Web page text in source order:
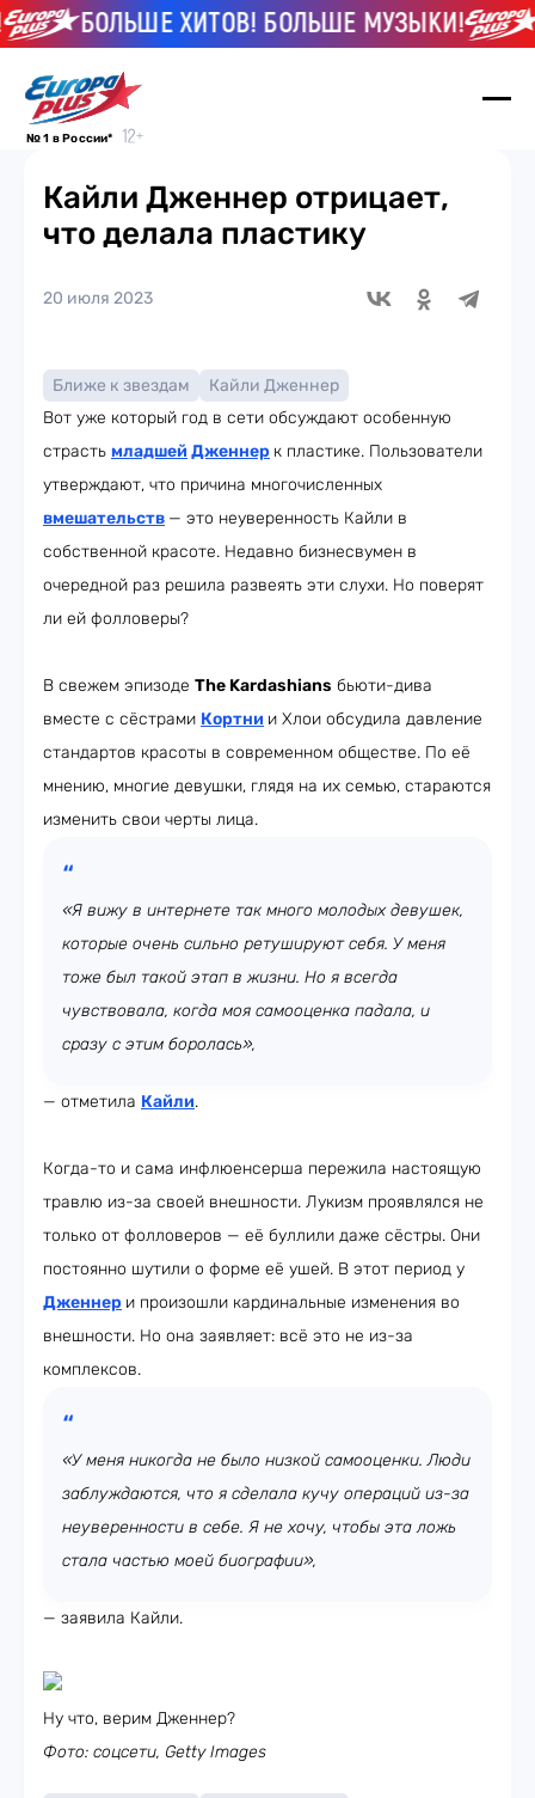
БОЛЬШЕ ХИТОВ! БОЛЬШЕ МУЗЫКИ!
№ 1 в России*
Кайли Дженнер отрицает,
что делала пластику
20 июля 2023
Ближе к звездам
Кайли Дженнер
Вот уже который год в сети обсуждают особенную
страсть младшей Дженнер к пластике. Пользователи
утверждают, что причина многочисленных
вмешательств — это неуверенность Кайли в
собственной красоте. Недавно бизнесвумен в
очередной раз решила развеять эти слухи. Но поверят
ли ей фолловеры?
В свежем эпизоде The Kardashians бьюти-дива
вместе с сёстрами Кортни и Хлои обсудила давление
стандартов красоты в современном обществе. По её
мнению, многие девушки, глядя на их семью, стараются
изменить свои черты лица.
«Я вижу в интернете так много молодых девушек,
которые очень сильно ретушируют себя. У меня
тоже был такой этап в жизни. Но я всегда
чувствовала, когда моя самооценка падала, и
сразу с этим боролась»,
— отметила Кайли.
Когда-то и сама инфлюенсерша пережила настоящую
травлю из-за своей внешности. Лукизм проявлялся не
только от фолловеров — её буллили даже сёстры. Они
постоянно шутили о форме её ушей. В этот период у
Дженнер и произошли кардинальные изменения во
внешности. Но она заявляет: всё это не из-за
комплексов.
«У меня никогда не было низкой самооценки. Люди
заблуждаются, что я сделала кучу операций из-за
неуверенности в себе. Я не хочу, чтобы эта ложь
стала частью моей биографии»,
— заявила Кайли.
Ну что, верим Дженнер?
Фото: соцсети, Getty Images